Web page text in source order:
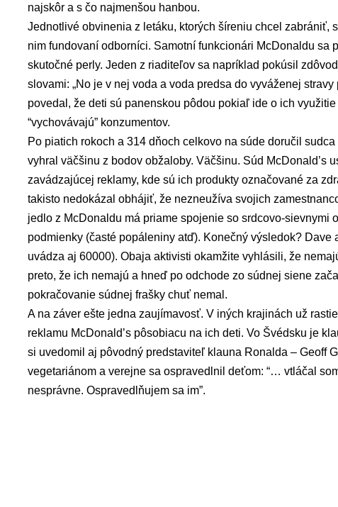
najskôr a s čo najmenšou hanbou.
Jednotlivé obvinenia z letáku, ktorých šíreniu chcel zabrániť,
nim fundovaní odborníci. Samotní funkcionári McDonaldu sa
skutočné perly. Jeden z riaditeľov sa napríklad pokúsil
slovami: „No je v nej voda a voda predsa do vyváženej
povedal, že deti sú panenskou pôdou pokiaľ ide o ich
“vychovávajú” konzumentov.
Po piatich rokoch a 314 dňoch celkovo na súde doručil
vyhral väčšinu z bodov obžaloby. Väčšinu. Súd McDonald’s
zavádzajúcej reklamy, kde sú ich produkty označované za
takisto nedokázal obhájiť, že nezneužíva svojich
jedlo z McDonaldu má priame spojenie so srdcovo-sievnymi
podmienky (časté popáleniny atď). Konečný výsledok?
uvádza aj 60000). Obaja aktivisti okamžite vyhlásili, že
preto, že ich nemajú a hneď po odchode zo súdnej siene
pokračovanie súdnej frašky chuť nemal.
A na záver ešte jedna zaujímavosť. V iných krajinách už
reklamu McDonald’s pôsobiacu na ich deti. Vo Švédsku je
si uvedomil aj pôvodný predstaviteľ klauna Ronalda – Geoff
vegetariánom a verejne sa ospravedlnil deťom: “… vtláčal
nesprávne. Ospravedlňujem sa im”.